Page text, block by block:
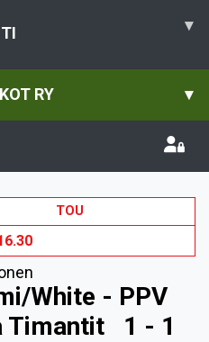
▾
RY ▾
TOU
White - PPV
Timantit
1 - 1